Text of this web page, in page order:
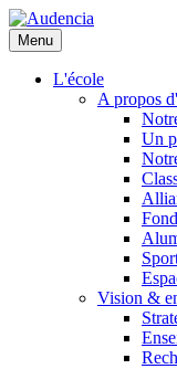
Aller
au
contenu
principal
Menu
L'école
A propos
Un
Vision &